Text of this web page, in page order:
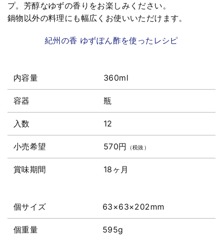
プ。芳醇なゆずの香りをお楽しみください。
鍋物以外の料理にも幅広くお使いいただけます。
紀州の香 ゆずぽん酢を使ったレシピ
内容量 360ml
容器 瓶
入数 12
小売希望 570円 （税抜）
賞味期間 18ヶ月
個サイズ 63×63×202mm
個重量 595g